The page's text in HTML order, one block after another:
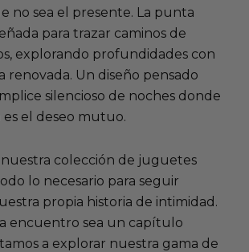
no sea el presente. La punta
para trazar caminos de
explorando profundidades con
renovada. Un diseño pensado
silencioso de noches donde
es el deseo mutuo.
colección de juguetes
lo necesario para seguir
propia historia de intimidad.
encuentro sea un capítulo
a explorar nuestra gama de